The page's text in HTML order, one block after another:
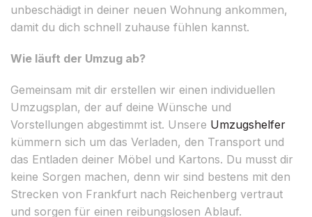
unbeschädigt in deiner neuen Wohnung ankommen,
damit du dich schnell zuhause fühlen kannst.
Wie läuft der Umzug ab?
Gemeinsam mit dir erstellen wir einen individuellen
Umzugsplan, der auf deine Wünsche und
Vorstellungen abgestimmt ist. Unsere Umzugshelfer
kümmern sich um das Verladen, den Transport und
das Entladen deiner Möbel und Kartons. Du musst dir
keine Sorgen machen, denn wir sind bestens mit den
Strecken von Frankfurt nach Reichenberg vertraut
und sorgen für einen reibungslosen Ablauf.